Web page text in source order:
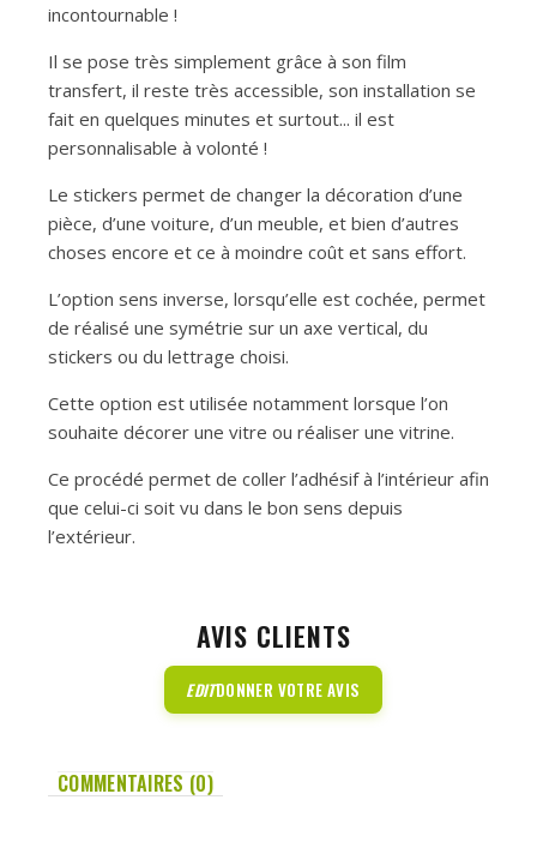
incontournable !
Il se pose très simplement grâce à son film
transfert, il reste très accessible, son installation se
fait en quelques minutes et surtout... il est
personnalisable à volonté !
Le stickers permet de changer la décoration d’une
pièce, d’une voiture, d’un meuble, et bien d’autres
choses encore et ce à moindre coût et sans effort.
L’option sens inverse, lorsqu’elle est cochée, permet
de réalisé une symétrie sur un axe vertical, du
stickers ou du lettrage choisi.
Cette option est utilisée notamment lorsque l’on
souhaite décorer une vitre ou réaliser une vitrine.
Ce procédé permet de coller l’adhésif à l’intérieur afin
que celui-ci soit vu dans le bon sens depuis
l’extérieur.
AVIS CLIENTS
EDITDONNER VOTRE AVIS
COMMENTAIRES (0)